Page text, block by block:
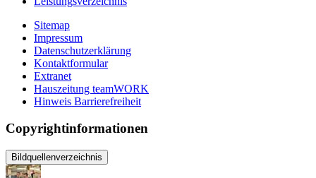
Sitemap
Impressum
Datenschutzerklärung
Kontaktformular
Extranet
Hauszeitung teamWORK
Hinweis Barrierefreiheit
Copyrightinformationen
Bildquellenverzeichnis